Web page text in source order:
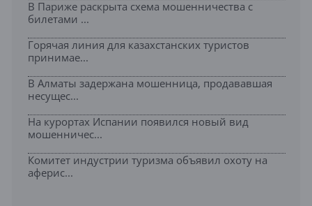
В Париже раскрыта схема мошенничества с
билетами ...
Горячая линия для казахстанских туристов
принимае...
В Алматы задержана мошенница, продававшая
несущес...
На курортах Испании появился новый вид
мошенничес...
Комитет индустрии туризма объявил охоту на
аферис...